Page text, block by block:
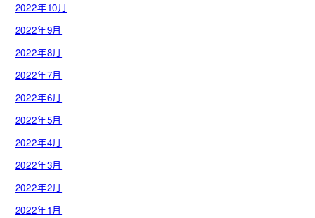
2022年10月
2022年9月
2022年8月
2022年7月
2022年6月
2022年5月
2022年4月
2022年3月
2022年2月
2022年1月